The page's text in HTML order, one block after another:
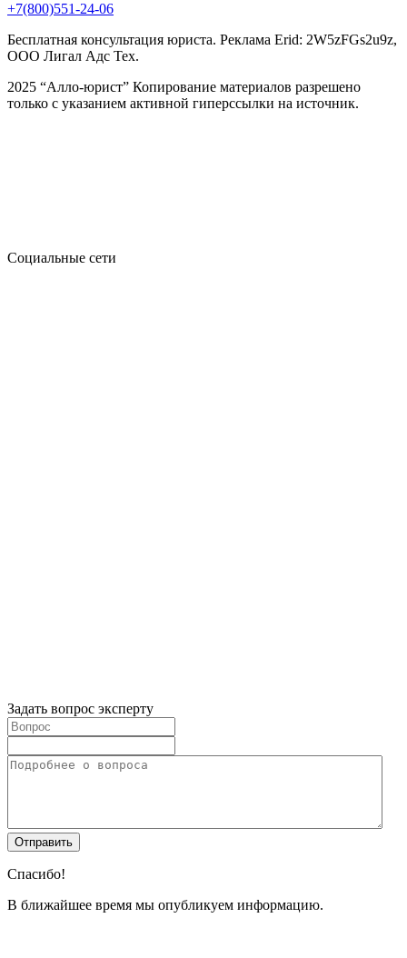
+7(800)551-24-06
Бесплатная консультация юриста. Реклама Erid: 2W5zFGs2u9z,
ООО Лигал Адс Тех.
2025 “Алло-юрист” Копирование материалов разрешено
только с указанием активной гиперссылки на источник.
Социальные сети
Задать вопрос эксперту
Спасибо!
В ближайшее время мы опубликуем информацию.